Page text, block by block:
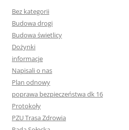
Bez kategorii
Budowa drogi
Budowa świetlicy
Dożynki
informacje
Napisali o nas
Plan odnowy
poprawa bezpieczeństwa dk 16
Protokoły
PZU Trasa Zdrowia